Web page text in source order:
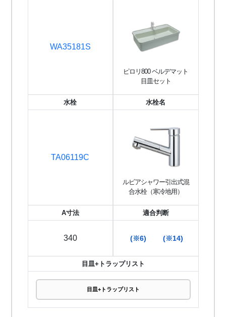
WA35181S
ピロリ800 ベルデマット
目皿セット
水栓
TA06119C
水栓名
ルビアシャワー引出式混
合水栓（寒冷地用）
A寸法
340
適合判断
(※6) (※14)
目皿+トラップリスト
目皿+トラップリスト